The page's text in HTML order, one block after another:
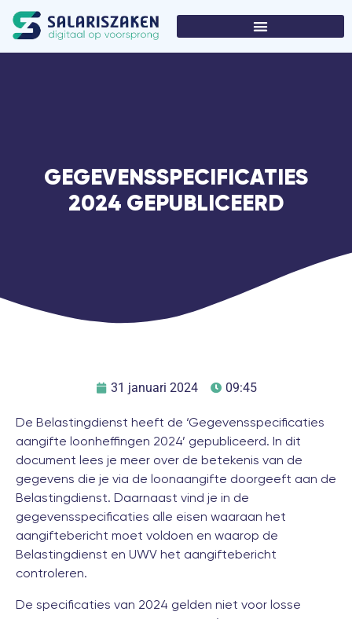
GEGEVENSSPECIFICATIES
2024 GEPUBLICEERD
31 januari 2024 09:45
De Belastingdienst heeft de ‘Gegevensspecificaties
aangifte loonheffingen 2024’ gepubliceerd. In dit
document lees je meer over de betekenis van de
gegevens die je via de loonaangifte doorgeeft aan de
Belastingdienst. Daarnaast vind je in de
gegevensspecificaties alle eisen waaraan het
aangiftebericht moet voldoen en waarop de
Belastingdienst en UWV het aangiftebericht
controleren.
De specificaties van 2024 gelden niet voor losse